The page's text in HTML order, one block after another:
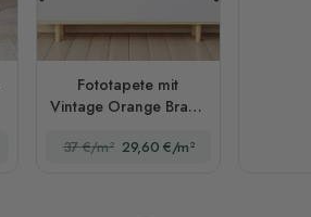
Fototapete mit
Vintage Orange Braun
37 €/m² 29,60 €/m²